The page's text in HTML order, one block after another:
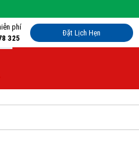
phí
325
Đặt Lịch Hẹn